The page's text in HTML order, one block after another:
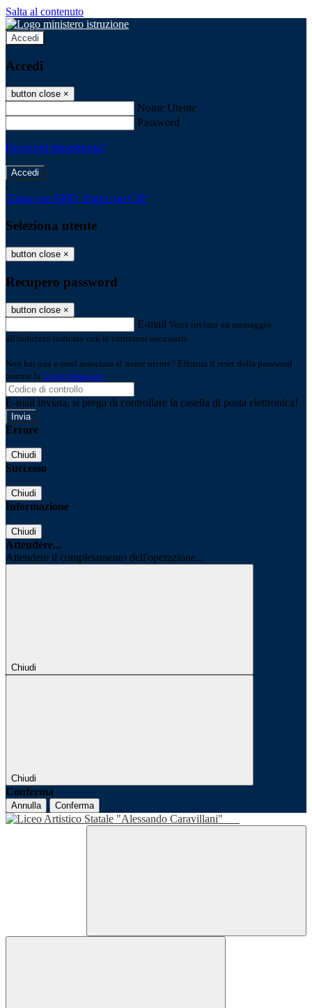
Salta al contenuto
Accedi
Accedi
button close ×
Nome Utente
Password
Password dimenticata?
-
Entra con SPID Entra con CIE
Seleziona utente
button close ×
Recupero password
button close ×
E-mail Verrà inviato un messaggio
all'indirizzo indicato con le istruzioni necessarie.
Non hai una e-mail associata al nome utente? Effettua il reset della password
tramite la Login Spaggiari
E-mail inviata, si prega di controllare la casella di posta elettronica!
Errore
Chiudi
Successo
Chiudi
Informazione
Chiudi
Attendere...
Attendere il completamento dell'operazione...
Chiudi
Chiudi
Conferma
Annulla Conferma